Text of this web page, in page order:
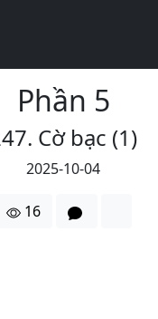
Phần 5
Cờ bạc (1)
2025-10-04
16